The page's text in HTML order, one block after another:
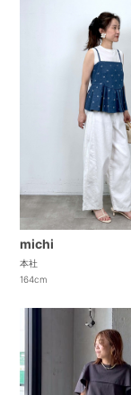
michi
本社
164cm